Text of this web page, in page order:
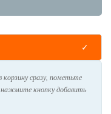
сразу, пометьте
кнопку добавить